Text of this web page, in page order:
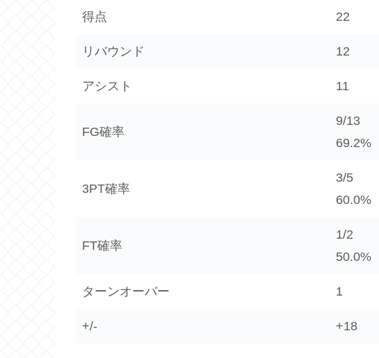
得点 22
リバウンド 12
アシスト 11
FG確率
9/13
69.2%
3PT確率
3/5
60.0%
FT確率
1/2
50.0%
ターンオーバー 1
+/- +18